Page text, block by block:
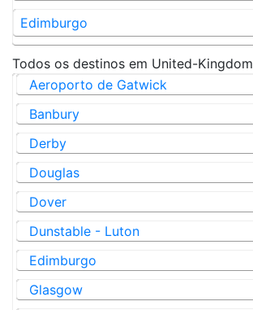
Edimburgo
Todos os destinos em United-Kingdom
Aeroporto de Gatwick
Banbury
Derby
Douglas
Dover
Dunstable - Luton
Edimburgo
Glasgow